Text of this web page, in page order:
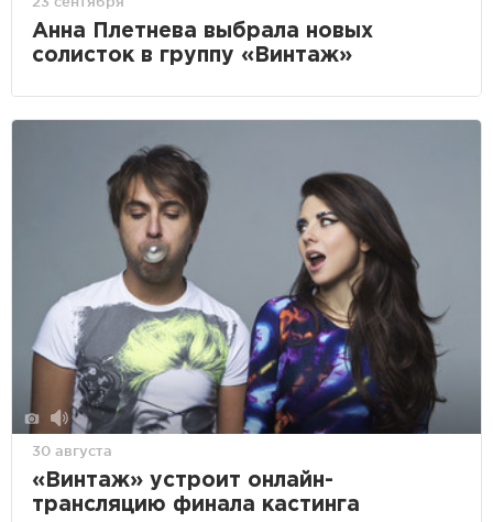
Анна Плетнева выбрала новых
солисток в группу «Винтаж»
30 августа
«Винтаж» устроит онлайн-
трансляцию финала кастинга